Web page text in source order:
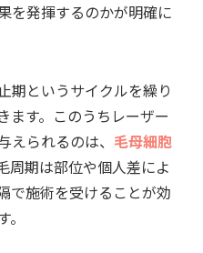
を発揮するのかが明確に
期というサイクルを繰り
ます。このうちレーザー
えられるのは、 毛母細胞
周期は部位や個人差によ
で施術を受けることが効